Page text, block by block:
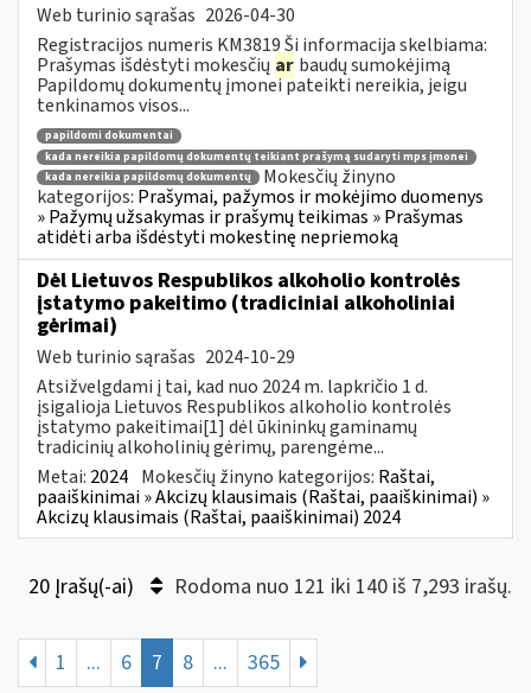
Web turinio sąrašas 2026-04-30
Registracijos numeris KM3819 Ši informacija skelbiama:
Prašymas išdėstyti mokesčių ar baudų sumokėjimą
Papildomų dokumentų įmonei pateikti nereikia, jeigu
tenkinamos visos...
papildomi dokumentai
kada nereikia papildomų dokumentų teikiant prašymą sudaryti mps įmonei
kada nereikia papildomų dokumentų
Mokesčių žinyno
kategorijos: Prašymai, pažymos ir mokėjimo duomenys
» Pažymų užsakymas ir prašymų teikimas » Prašymas
atidėti arba išdėstyti mokestinę nepriemoką
Dėl Lietuvos Respublikos alkoholio kontrolės
įstatymo pakeitimo (tradiciniai alkoholiniai
gėrimai)
Web turinio sąrašas 2024-10-29
Atsižvelgdami į tai, kad nuo 2024 m. lapkričio 1 d.
įsigalioja Lietuvos Respublikos alkoholio kontrolės
įstatymo pakeitimai[1] dėl ūkininkų gaminamų
tradicinių alkoholinių gėrimų, parengėme...
Metai: 2024 Mokesčių žinyno kategorijos: Raštai,
paaiškinimai » Akcizų klausimais (Raštai, paaiškinimai) »
Akcizų klausimais (Raštai, paaiškinimai) 2024
20 Įrašų(-ai) Rodoma nuo 121 iki 140 iš 7,293 irašų.
1 ... 6 7 8 ... 365